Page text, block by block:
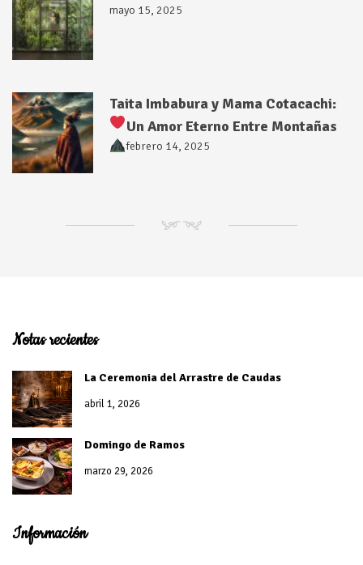
mayo 15, 2025
Taita Imbabura y Mama Cotacachi:
Un Amor Eterno Entre Montañas
febrero 14, 2025
NM
Notas recientes
La Ceremonia del Arrastre de Caudas
abril 1, 2026
Domingo de Ramos
marzo 29, 2026
Información